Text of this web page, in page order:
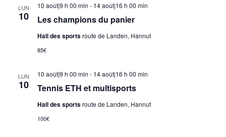
LUN
10 Les champions du panier
10 août|9 h 00 min - 14 août|16 h 00 min
Hall des sportsroute de Landen, Hannut
85€
LUN
10 Tennis ETH et multisports
10 août|9 h 00 min - 14 août|16 h 00 min
Hall des sportsroute de Landen, Hannut
100€